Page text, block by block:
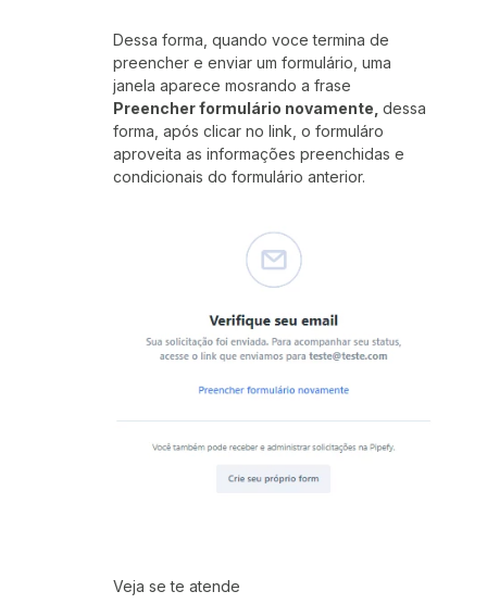
Dessa forma, quando voce termina de
preencher e enviar um formulário, uma
janela aparece mosrando a frase
Preencher formulário novamente, dessa
forma, após clicar no link, o formuláro
aproveita as informações preenchidas e
condicionais do formulário anterior.
Veja se te atende